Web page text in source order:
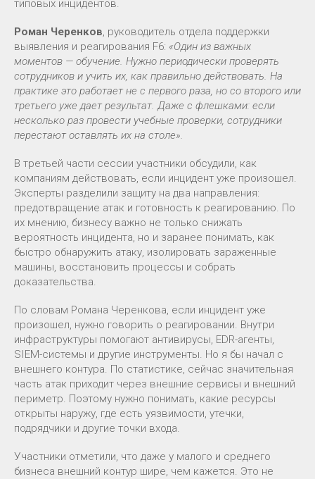
типовых инцидентов.
Роман Черенков, руководитель отдела поддержки
выявления и реагирования F6: «Один из важных
моментов — обучение. Нужно периодически проверять
сотрудников и учить их, как правильно действовать. На
практике это работает не с первого раза, но со второго или
третьего уже дает результат. Даже с флешками: если
несколько раз провести учебные проверки, сотрудники
перестают оставлять их на столе».
В третьей части сессии участники обсудили, как
компаниям действовать, если инцидент уже произошел.
Эксперты разделили защиту на два направления:
предотвращение атак и готовность к реагированию. По
их мнению, бизнесу важно не только снижать
вероятность инцидента, но и заранее понимать, как
быстро обнаружить атаку, изолировать зараженные
машины, восстановить процессы и собрать
доказательства.
По словам Романа Черенкова, если инцидент уже
произошел, нужно говорить о реагировании. Внутри
инфраструктуры помогают антивирусы, EDR-агенты,
SIEM-системы и другие инструменты. Но я бы начал с
внешнего контура. По статистике, сейчас значительная
часть атак приходит через внешние сервисы и внешний
периметр. Поэтому нужно понимать, какие ресурсы
открыты наружу, где есть уязвимости, утечки,
подрядчики и другие точки входа.
Участники отметили, что даже у малого и среднего
бизнеса внешний контур шире, чем кажется. Это не